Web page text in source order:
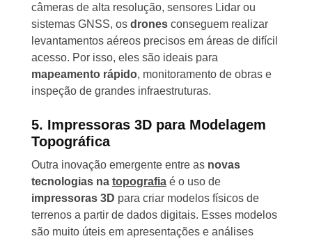
câmeras de alta resolução, sensores Lidar ou
sistemas GNSS, os dronesconseguem realizar
levantamentos aéreos precisos em áreas de difícil
acesso. Por isso, eles são ideais para
mapeamento rápido, monitoramento de obras e
inspeção de grandes infraestruturas.
5. Impressoras 3D para Modelagem
Topográfica
Outra inovação emergente entre as novas
tecnologias na topografiaé o uso de
impressoras 3D para criar modelos físicos de
terrenos a partir de dados digitais. Esses modelos
são muito úteis em apresentações e análises